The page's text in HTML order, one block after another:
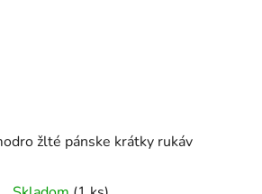
žlté pánske krátky rukáv